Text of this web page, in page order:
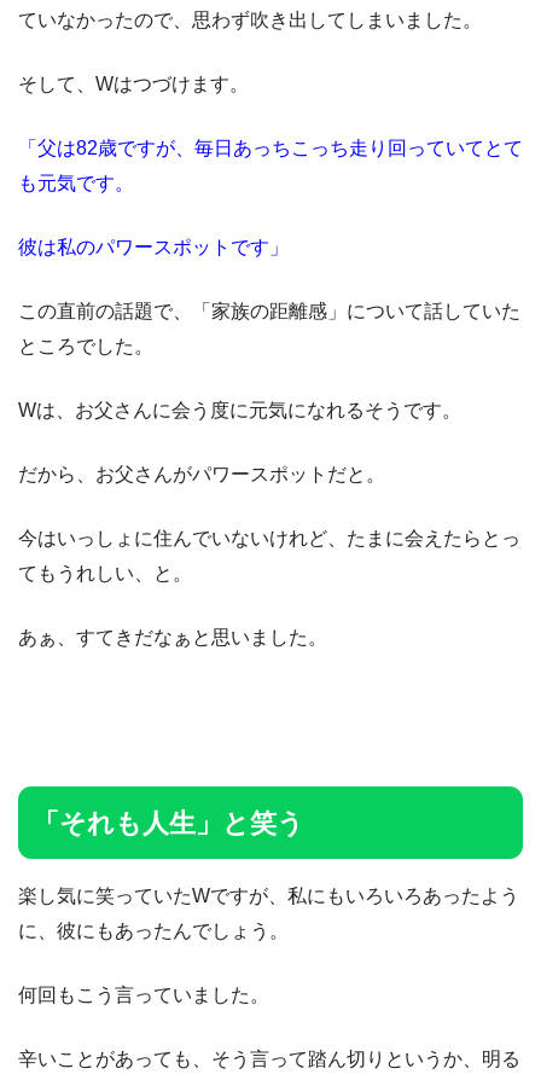
ていなかったので、思わず吹き出してしまいました。
そして、Wはつづけます。
「父は82歳ですが、毎日あっちこっち走り回っていてとて
も元気です。
彼は私のパワースポットです」
この直前の話題で、「家族の距離感」について話していた
ところでした。
Wは、お父さんに会う度に元気になれるそうです。
だから、お父さんがパワースポットだと。
今はいっしょに住んでいないけれど、たまに会えたらとっ
てもうれしい、と。
あぁ、すてきだなぁと思いました。
「それも人生」と笑う
楽し気に笑っていたWですが、私にもいろいろあったよう
に、彼にもあったんでしょう。
何回もこう言っていました。
辛いことがあっても、そう言って踏ん切りというか、明る